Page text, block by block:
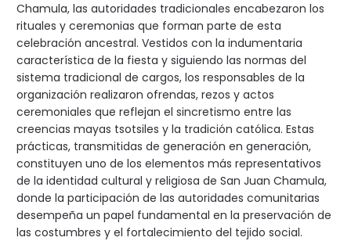
Chamula, las autoridades tradicionales encabezaron los
rituales y ceremonias que forman parte de esta
celebración ancestral. Vestidos con la indumentaria
característica de la fiesta y siguiendo las normas del
sistema tradicional de cargos, los responsables de la
organización realizaron ofrendas, rezos y actos
ceremoniales que reflejan el sincretismo entre las
creencias mayas tsotsiles y la tradición católica. Estas
prácticas, transmitidas de generación en generación,
constituyen uno de los elementos más representativos
de la identidad cultural y religiosa de San Juan Chamula,
donde la participación de las autoridades comunitarias
desempeña un papel fundamental en la preservación de
las costumbres y el fortalecimiento del tejido social.